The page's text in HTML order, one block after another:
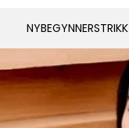
NYBEGYNNERSTRIKK